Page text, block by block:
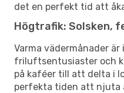
det en perfekt tid att
Högtrafik: Solsken,
Varma vädermånader är
friluftsentusiaster och
på kaféer till att delta i
perfekta tiden att njuta